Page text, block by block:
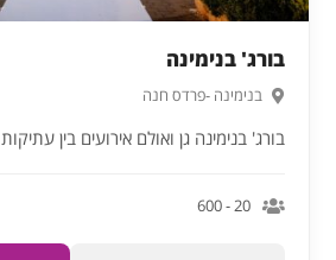
בורג' בנימינה
בנימינה -פרדס חנה
בורג' בנימינה גן ואולם אירועים בין עתיקות
20 - 600